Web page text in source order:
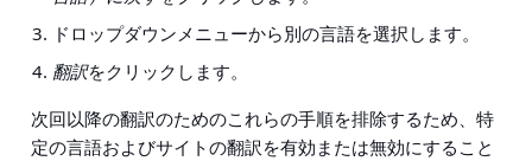
ドロップダウンメニューから別の言語を選択します。
翻訳をクリックします。
次回以降の翻訳のためのこれらの手順を排除するため、特
定の言語およびサイトの翻訳を有効または無効にすること